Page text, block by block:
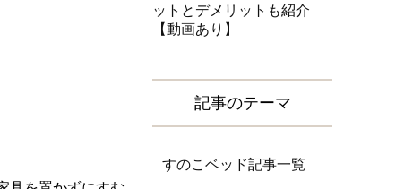
ットとデメリットも紹介
【動画あり】
記事のテーマ
すのこベッド記事一覧